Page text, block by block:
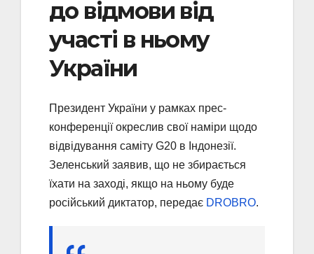
до відмови від
участі в ньому
України
Президент України у рамках прес-
конференції окреслив свої наміри щодо
відвідування саміту G20 в Індонезії.
Зеленський заявив, що не збирається
їхати на заході, якщо на ньому буде
російський диктатор, передає DROBRO.